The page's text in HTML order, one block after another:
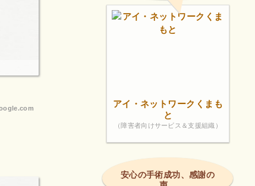
アイ・ネットワークくまも
と
（障害者向けサービス＆支援組織）
安心の手術成功、感謝の